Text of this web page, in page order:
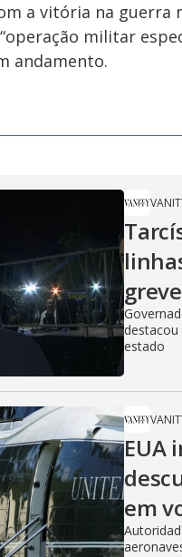
a vitória na guerra
militar
andamento.
greve
estado
EUA
em